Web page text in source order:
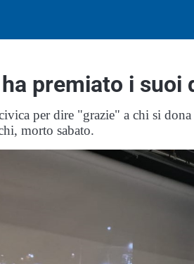
ha premiato i suoi
per dire "grazie" a chi si
morto sabato.